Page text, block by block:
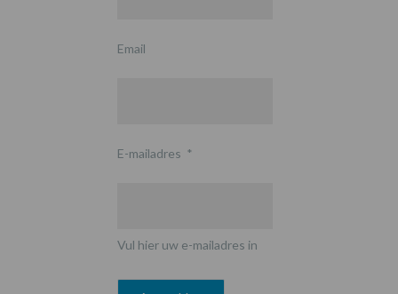
Email
E-mailadres *
Vul hier uw e-mailadres in